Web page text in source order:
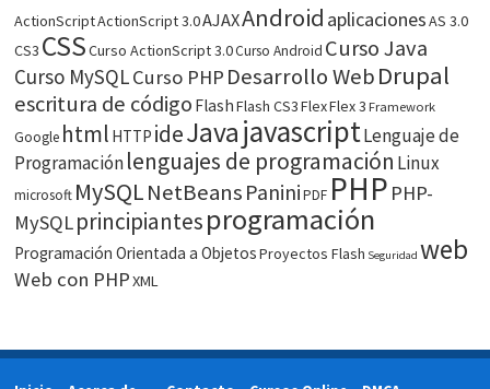
ActionScriptActionScript 3.0AJAXAndroid aplicacionesAS 3.0
CS3 CSSCurso ActionScript 3.0Curso Android Curso Java
Curso MySQLCurso PHP Desarrollo WebDrupal
escritura de código FlashFlash CS3FlexFlex 3 Framework
Google html HTTP ideJavajavascriptLenguaje de
Programaciónlenguajes de programación Linux
microsoft MySQLNetBeans Panini PDF PHP PHP-
MySQLprincipiantesprogramación
Programación Orientada a ObjetosProyectos Flash Seguridad web
Web con PHPXML